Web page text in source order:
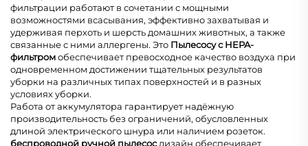
фильтрации работают в сочетании с мощными
возможностями всасывания, эффективно захватывая и
удерживая перхоть и шерсть домашних животных, а также
связанные с ними аллергены. Это Пылесосу с HEPA-
фильтромобеспечивает превосходное качество воздуха при
одновременном достижении тщательных результатов
уборки на различных типах поверхностей и в разных
условиях уборки.
Работа от аккумулятора гарантирует надёжную
производительность без ограничений, обусловленных
длиной электрического шнура или наличием розеток.
беспроводной ручной пылесосдизайн обеспечивает